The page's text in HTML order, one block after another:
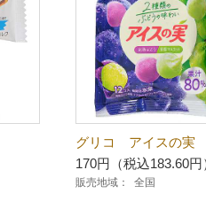
グリコ アイスの実
170円（税込183.60円
販売地域： 全国